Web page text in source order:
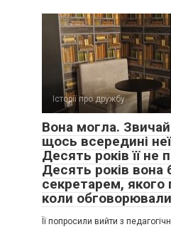
Історії про дружбу
Вона могла.
щось всередині
Десять років її не
Десять років вона
секретарем, якого
коли
Її попросили вийти з